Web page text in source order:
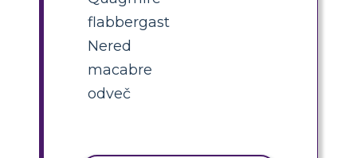
flabbergast
Nered
macabre
odveč